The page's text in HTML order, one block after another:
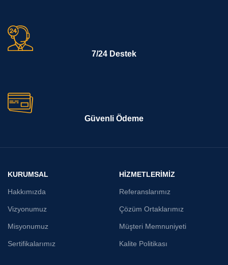
7/24 Destek
Güvenli Ödeme
KURUMSAL
Hakkımızda
Vizyonumuz
Misyonumuz
Sertifikalarımız
HİZMETLERİMİZ
Referanslarımız
Çözüm Ortaklarımız
Müşteri Memnuniyeti
Kalite Politikası